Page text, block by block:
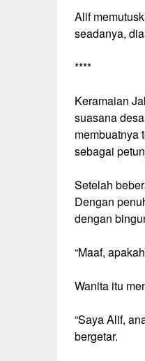
Alif
seadanya,
****
Keramaian
suasana
membuatnya
sebagai
Setelah
Dengan
dengan
“Maaf,
Wanita itu
“Saya Alif,
bergetar.